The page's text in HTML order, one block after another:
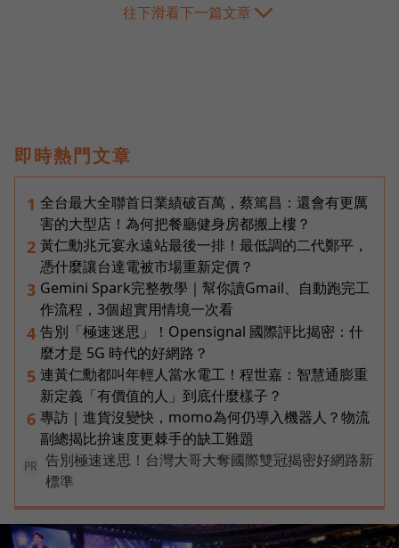
往下滑看下一篇文章
即時熱門文章
1 全台最大全聯首日業績破百萬，蔡篤昌：還會有更厲
害的大型店！為何把餐廳健身房都搬上樓？
2 黃仁勳兆元宴永遠站最後一排！最低調的二代鄭平，
憑什麼讓台達電被市場重新定價？
3 Gemini Spark完整教學｜幫你讀Gmail、自動跑完工
作流程，3個超實用情境一次看
4 告別「極速迷思」！Opensignal 國際評比揭密：什
麼才是 5G 時代的好網路？
5 連黃仁勳都叫年輕人當水電工！程世嘉：智慧通膨重
新定義「有價值的人」到底什麼樣子？
6 專訪｜進貨沒變快，momo為何仍導入機器人？物流
副總揭比拚速度更棘手的缺工難題
PR
告別極速迷思！台灣大哥大奪國際雙冠揭密好網路新
標準